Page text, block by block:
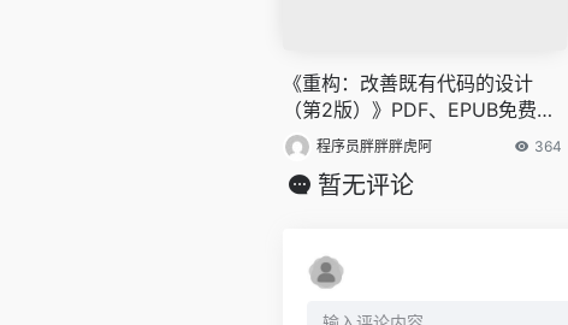
《重构：改善既有代码的设计
（第2版）》PDF、EPUB免费下
载
程序员胖胖胖虎阿 364
暂无评论